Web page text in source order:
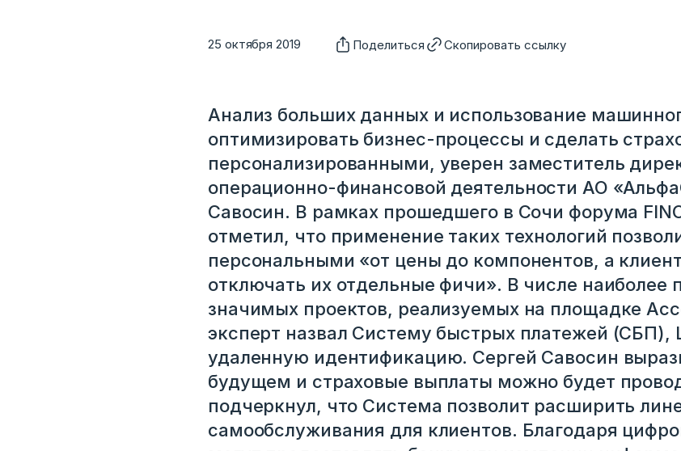
25 октября 2019 Поделиться Скопировать ссылку
Анализ больших данных и использование
оптимизировать бизнес-процессы и сделать
персонализированными, уверен заместитель
операционно-финансовой деятельности АО
Савосин. В рамках прошедшего в Сочи форума
отметил, что применение таких технологий
персональными «от цены до компонентов, а
отключать их отдельные фичи». В числе наиболее
значимых проектов, реализуемых на площадке
эксперт назвал Систему быстрых платежей (СБП),
удаленную идентификацию. Сергей Савосин
будущем и страховые выплаты можно будет
подчеркнул, что Система позволит расширить
самообслуживания для клиентов. Благодаря